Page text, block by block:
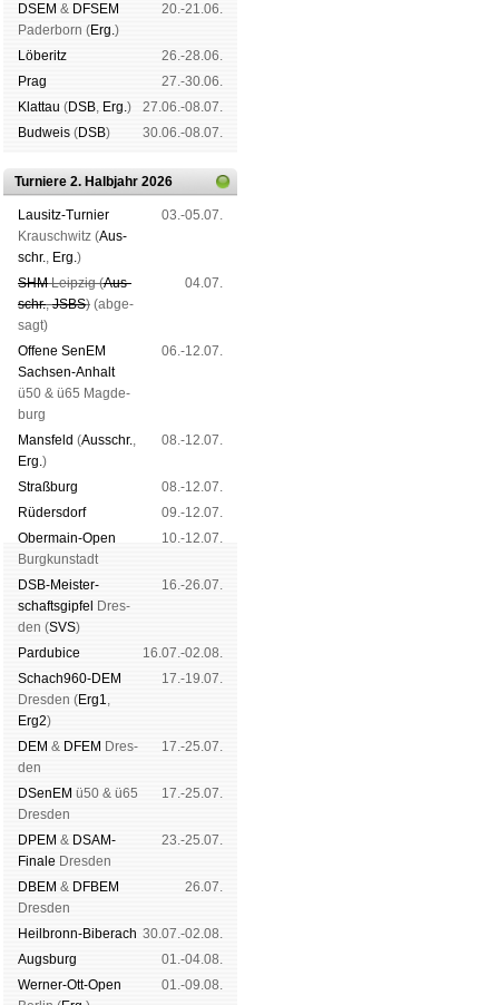
DSEM & DFSEM
Pader­born (Erg.)
20.-21.06.
Lö­be­ritz
26.-28.06.
Prag
27.-30.06.
Klat­tau (DSB, Erg.)
27.06.-08.07.
Bud­weis (DSB) 30.06.-08.07.
Turniere 2. Halbjahr 2026
Lau­sitz-Tur­nier
Krausch­witz (Aus­
schr., Erg.)
03.-05.07.
SHMLeip­zig (Aus­
schr.,JSBS) (ab­ge­
sagt)
04.07.
Offene SenEM
Sach­sen-An­halt
ü50 & ü65 Mag­de­
burg
06.-12.07.
Mans­feld (Aus­schr.,
Erg.)
08.-12.07.
Straß­burg
08.-12.07.
Rüders­dorf
09.-12.07.
Ober­main-Open
Burg­kun­stadt
10.-12.07.
DSB-Meister­
schafts­gipfel
Dres­
den (SVS)
16.-26.07.
Pardu­bice
16.07.-02.08.
Schach960-DEM
Dres­den (Erg1,
Erg2)
17.-19.07.
DEM & DFEM Dres­
den
17.-25.07.
DSenEM ü50 & ü65
Dres­den
17.-25.07.
DPEM & DSAM-
Finale Dres­den
23.-25.07.
DBEM & DFBEM
Dres­den
26.07.
Heil­bronn-Bi­ber­ach 30.07.-02.08.
Augs­burg
01.-04.08.
Werner-Ott-Open
01.-09.08.